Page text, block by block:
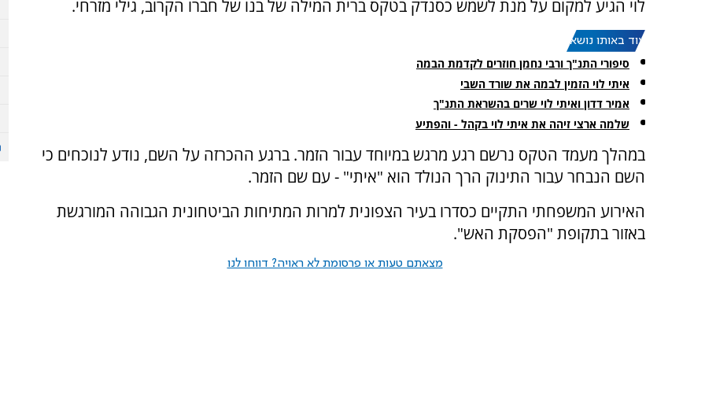
לוי הגיע למקום על מנת לשמש כסנדק בטקס ברית המילה של בנו של חברו הקרוב, גילי מזרחי.
עוד באותו נושא:
סיפורי התנ"ך ורבי נחמן חוזרים לקדמת הבמה
איתי לוי הזמין לבמה את שורד השבי
אמיר דדון ואיתי לוי שרים בהשראת התנ"ך
שלמה ארצי זיהה את איתי לוי בקהל - והפתיע
במהלך מעמד הטקס נרשם רגע מרגש במיוחד עבור הזמר. ברגע ההכרזה על השם, נודע לנוכחים כי
השם הנבחר עבור התינוק הרך הנולד הוא "איתי" - עם שם הזמר.
האירוע המשפחתי התקיים כסדרו בעיר הצפונית למרות המתיחות הביטחונית הגבוהה המורגשת
באזור בתקופת "הפסקת האש".
מצאתם טעות או פרסומת לא ראויה? דווחו לנו